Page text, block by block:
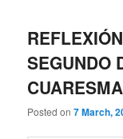
SEGUNDO
Posted on7 March,